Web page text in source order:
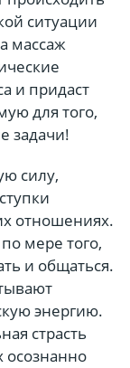
ситуации
массаж
и придаст
для того,
задачи!
силу,
отношениях.
мере того,
и общаться.
энергию.
страсть
осознанно